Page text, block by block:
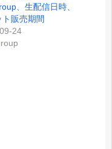
、生配信日時、
ト販売期間
24